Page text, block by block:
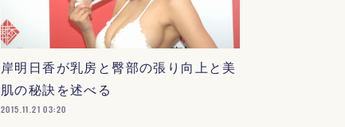
岸明日香が乳房と臀部の張り向上と美
肌の秘訣を述べる
2015.11.21 03:20